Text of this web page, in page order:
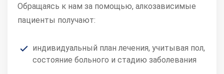
Обращаясь к нам за помощью, алкозависимые
пациенты получают:
индивидуальный план лечения, учитывая пол,
состояние больного и стадию заболевания